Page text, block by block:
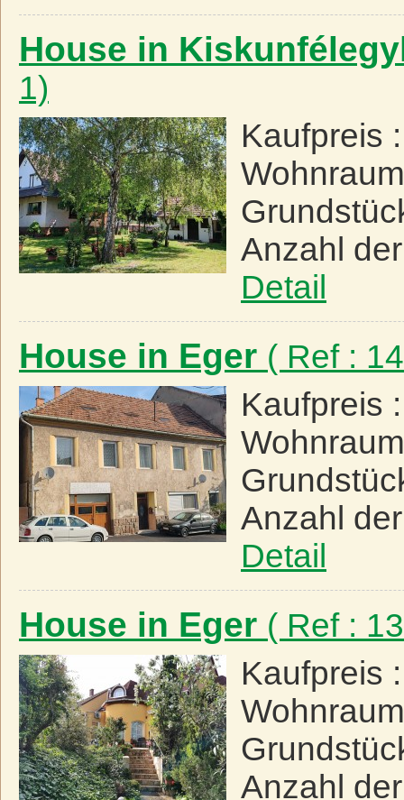
House in
1)
Kaufpreis
Anzahl
Detail
House in Eger ( Ref :
Kaufpreis
Anzahl
Detail
House in Eger ( Ref :
Kaufpreis
Anzahl